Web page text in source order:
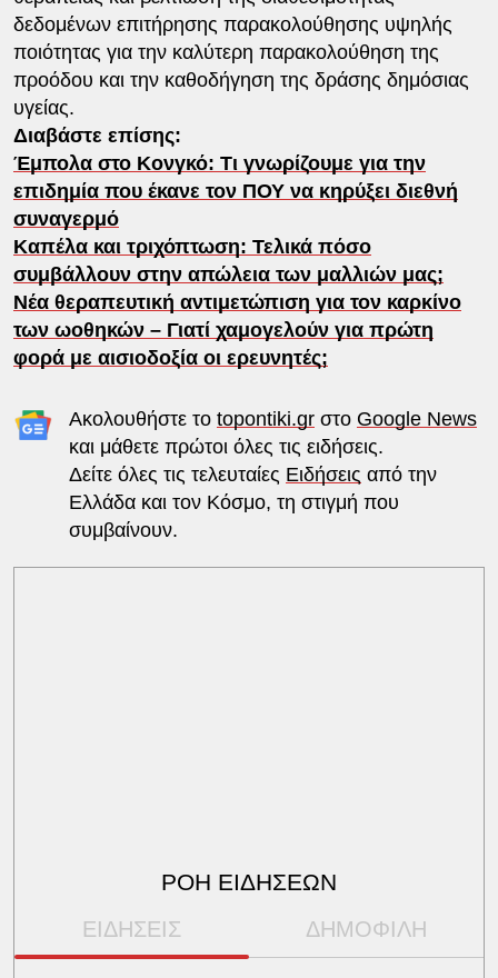
δεδομένων επιτήρησης παρακολούθησης υψηλής
ποιότητας για την καλύτερη παρακολούθηση της
προόδου και την καθοδήγηση της δράσης δημόσιας
υγείας.
Διαβάστε επίσης:
Έμπολα στο Κονγκό: Τι γνωρίζουμε για την
επιδημία που έκανε τον ΠΟΥ να κηρύξει διεθνή
συναγερμό
Καπέλα και τριχόπτωση: Τελικά πόσο
συμβάλλουν στην απώλεια των μαλλιών μας;
Νέα θεραπευτική αντιμετώπιση για τον καρκίνο
των ωοθηκών – Γιατί χαμογελούν για πρώτη
φορά με αισιοδοξία οι ερευνητές;
Ακολουθήστε το topontiki.grστο Google News
και μάθετε πρώτοι όλες τις ειδήσεις.
Δείτε όλες τις τελευταίες Ειδήσεις από την
Ελλάδα και τον Κόσμο, τη στιγμή που
συμβαίνουν.
ΡΟΗ ΕΙΔΗΣΕΩΝ
ΕΙΔΗΣΕΙΣ ΔΗΜΟΦΙΛΗ